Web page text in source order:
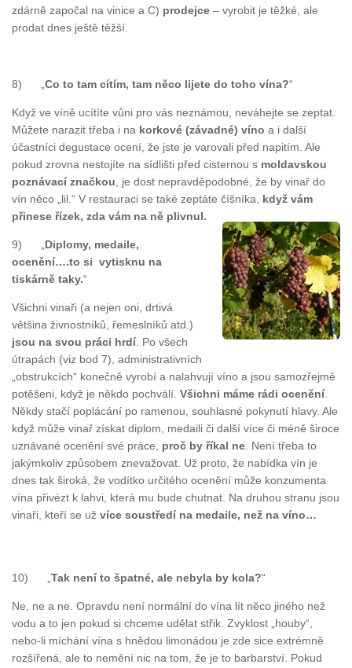
zdárně započal na vinice a C) prodejce – vyrobit je těžké, ale
prodat dnes ještě těžší.
8) „ Co to tam cítím, tam něco lijete do toho vína?“
Když ve víně ucítíte vůni pro vás neznámou, neváhejte se zeptat.
Můžete narazit třeba i na korkové (závadné) víno a i další
účastníci degustace ocení, že jste je varovali před napitím. Ale
pokud zrovna nestojíte na sídlišti před cisternou s moldavskou
poznávací značkou , je dost nepravděpodobné, že by vinař do
vín něco „lil.“ V restauraci se také zeptáte číšníka, když vám
přinese řízek, zda vám na ně plivnul.
9) „ Diplomy, medaile,
ocenění….to si vytisknu na
tiskárně taky.“
Všichni vinaři (a nejen oni, drtivá
většina živnostníků, řemeslníků atd.)
jsou na svou práci hrdí . Po všech
útrapách (viz bod 7), administrativních
„obstrukcích“ konečně vyrobí a nalahvují víno a jsou samozřejmě
potěšeni, když je někdo pochválí. Všichni máme rádi ocenění
Někdy stačí poplácání po ramenou, souhlasné pokynutí hlavy. Ale
když může vinař získat diplom, medaili či další více či méně široce
uznávané ocenění své práce, proč by říkal ne . Není třeba to
jakýmkoliv způsobem znevažovat. Už proto, že nabídka vín je
dnes tak široká, že vodítko určitého ocenění může konzumenta
vína přivézt k lahvi, která mu bude chutnat. Na druhou stranu jsou
vinaři, kteří se už více soustředí na medaile, než na víno…
10) „ Tak není to špatné, ale nebyla by kola?“
Ne, ne a ne. Opravdu není normální do vína lít něco jiného než
vodu a to jen pokud si chceme udělat střik. Zvyklost „houby“,
nebo-li míchání vína s hnědou limonádou je zde sice extrémně
rozšířená, ale to nemění nic na tom, že je to barbarství. Pokud